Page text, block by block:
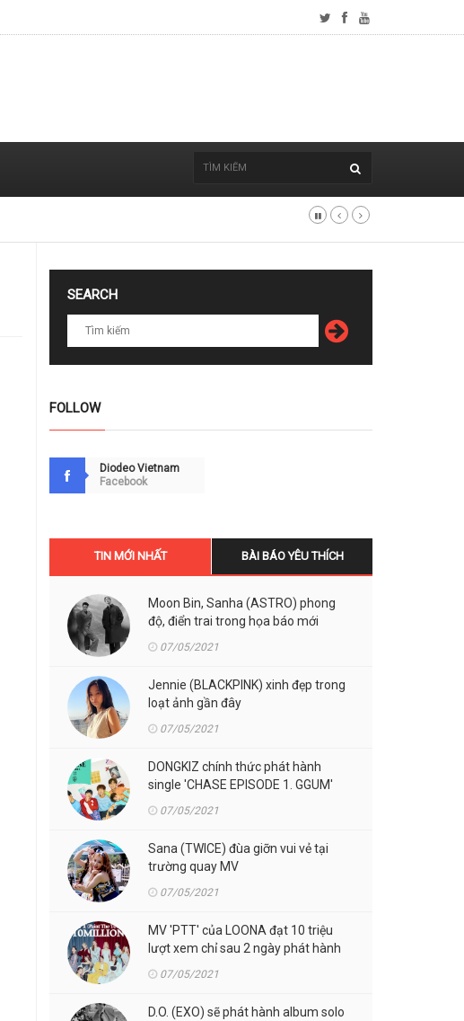
SEARCH
FOLLOW
Diodeo Vietnam
Facebook
TIN MỚI NHẤT BÀI BÁO YÊU THÍCH
Moon Bin, Sanha (ASTRO) phong
độ, điển trai trong họa báo mới
07/05/2021
Jennie (BLACKPINK) xinh đẹp trong
loạt ảnh gần đây
07/05/2021
DONGKIZ chính thức phát hành
single 'CHASE EPISODE 1. GGUM'
07/05/2021
Sana (TWICE) đùa giỡn vui vẻ tại
trường quay MV
07/05/2021
MV 'PTT' của LOONA đạt 10 triệu
lượt xem chỉ sau 2 ngày phát hành
07/05/2021
D.O. (EXO) sẽ phát hành album solo